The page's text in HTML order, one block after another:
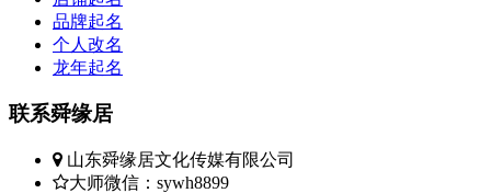
品牌起名
个人改名
龙年起名
联系舜缘居
山东舜缘居文化传媒有限公司
大师微信：sywh8899